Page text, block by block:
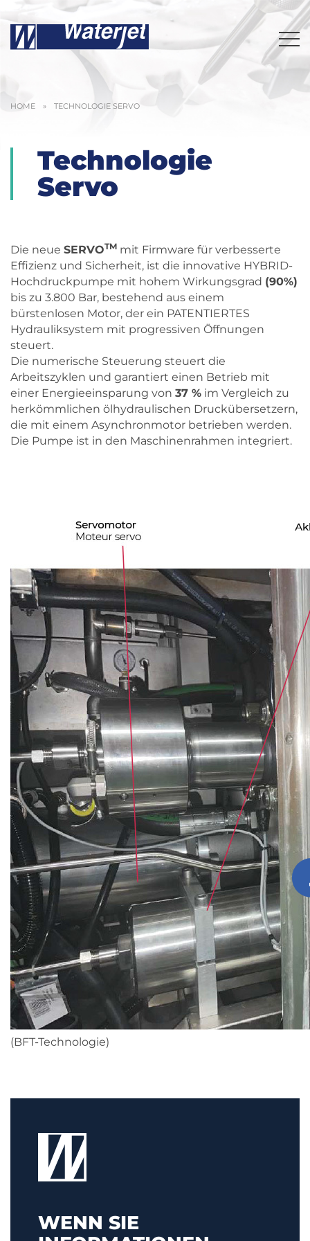
HOME » TECHNOLOGIE SERVO
Technologie
Servo
Die neue SERVOTM mit Firmware für verbesserte
Effizienz und Sicherheit, ist die innovative HYBRID-
Hochdruckpumpe mit hohem Wirkungsgrad (90%)
bis zu 3.800 Bar, bestehend aus einem
bürstenlosen Motor, der ein PATENTIERTES
Hydrauliksystem mit progressiven Öffnungen
steuert.
Die numerische Steuerung steuert die
Arbeitszyklen und garantiert einen Betrieb mit
einer Energieeinsparung von 37 % im Vergleich zu
herkömmlichen ölhydraulischen Druckübersetzern,
die mit einem Asynchronmotor betrieben werden.
Die Pumpe ist in den Maschinenrahmen integriert.
(BFT-Technologie)
WENN SIE